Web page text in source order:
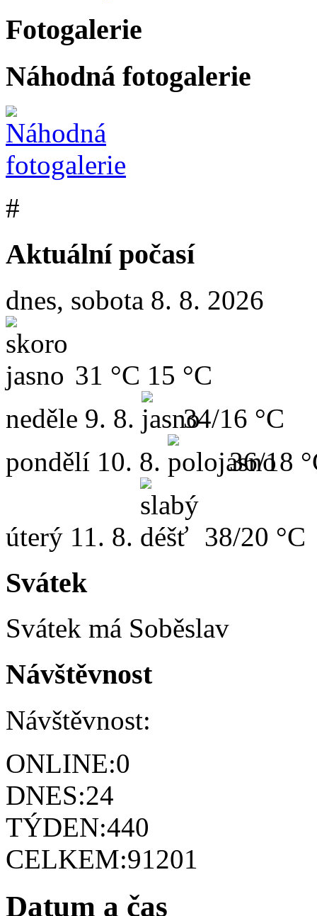
Fotogalerie
Náhodná fotogalerie
#
Aktuální počasí
dnes, sobota 8. 8. 2026
31 °C 15 °C
neděle 9. 8.
34/16 °C
pondělí 10. 8. 36/18
úterý 11. 8. 38/20 °C
Svátek
Svátek má Soběslav
Návštěvnost
Návštěvnost:
ONLINE:0
DNES:24
TÝDEN:440
CELKEM:91201
Datum a čas